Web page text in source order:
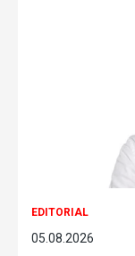
EDITORIAL
05.08.2026